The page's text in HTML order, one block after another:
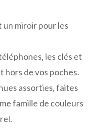
miroir pour les
les clés et
de vos poches.
assorties, faites
famille de couleurs